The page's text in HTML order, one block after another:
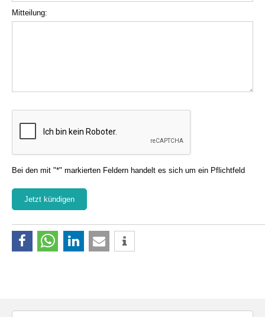
Mitteilung:
Bei den mit "*" markierten Feldern handelt es sich um ein Pflichtfeld